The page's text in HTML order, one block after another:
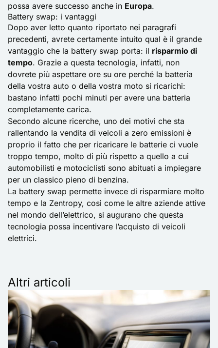
possa avere successo anche in Europa.
Battery swap: i vantaggi
Dopo aver letto quanto riportato nei paragrafi
precedenti, avrete certamente intuito qual è il grande
vantaggio che la battery swap porta: il risparmio di
tempo. Grazie a questa tecnologia, infatti, non
dovrete più aspettare ore su ore perché la batteria
della vostra auto o della vostra moto si ricarichi:
bastano infatti pochi minuti per avere una batteria
completamente carica.
Secondo alcune ricerche, uno dei motivi che sta
rallentando la vendita di veicoli a zero emissioni è
proprio il fatto che per ricaricare le batterie ci vuole
troppo tempo, molto di più rispetto a quello a cui
automobilisti e motociclisti sono abituati a impiegare
per un classico pieno di benzina.
La battery swap permette invece di risparmiare molto
tempo e la Zentropy, così come le altre aziende attive
nel mondo dell’elettrico, si augurano che questa
tecnologia possa incentivare l’acquisto di veicoli
elettrici.
Altri articoli